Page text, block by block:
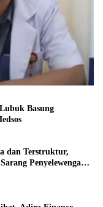
Basung
dan Terstruktur,
Penyelewengan